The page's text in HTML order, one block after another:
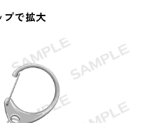
プで拡大